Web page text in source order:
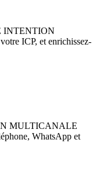
INTENTION
ICP, et enrichissez-
MULTICANALE
WhatsApp et